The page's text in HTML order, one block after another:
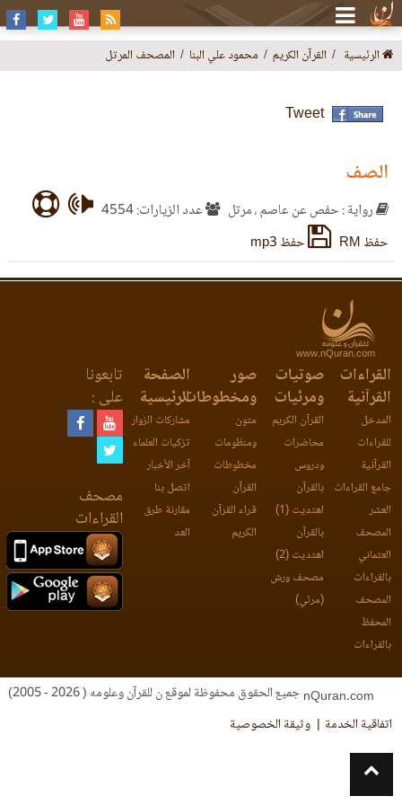
الرئيسية القرآن الكريم محمود علي البنا المصحف المرتل
Tweet
الصف
رواية : حفص عن عاصم ، مرتل
عدد الزيارات: 4554
حفظ RM
حفظ mp3
www.nQuran.com
القراءات
القرآنية
المدخل
للقراءات
القرآنية
جامع القراءات
العشر
المصحف
العثماني
بالقراءات
المصحف
المحفظ
بالقراءات
صوتيات
ومرئيات
القرآن الكريم
محاضرات
ودروس
بالقرآن
اهتديت (1)
بالقرآن
اهتديت (2)
مصحف ورش
(مرئي)
صور
ومخطوطات
متون
ومنظومات
مخطوطات
القرآن
قراء القرآن
الكريم
الصفحة
الرئيسية
مشاركات الزوار
تزكيات العلماء
آخر الأخبار
اتصل بنا
مقارنة طرق
العد
تابعونا
على :
مصحف
القراءات
جميع الحقوق محفوظة لموقع ن للقرآن وعلومه ( 2026 - 2005)
اتفاقية الخدمة
وثيقة الخصوصية